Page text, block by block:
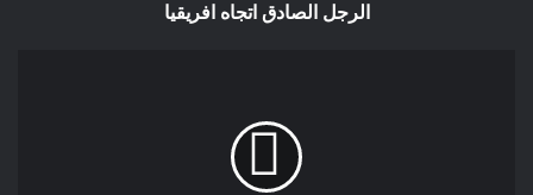
بِنَا .. نَحْوَ الإِخْصَابِ الغَزِيرِ ..
إِسْتِنْزَالٌ بِالطُّولِ كَمَا العَرْضِ،
أَيْ .. تَمَنْطَقَ الشُّعَراءُ،
كَانَ مَعَاشُنَا .. عَلى الأَرْضِ!
الرجل الصادق اتجاه افريقيا